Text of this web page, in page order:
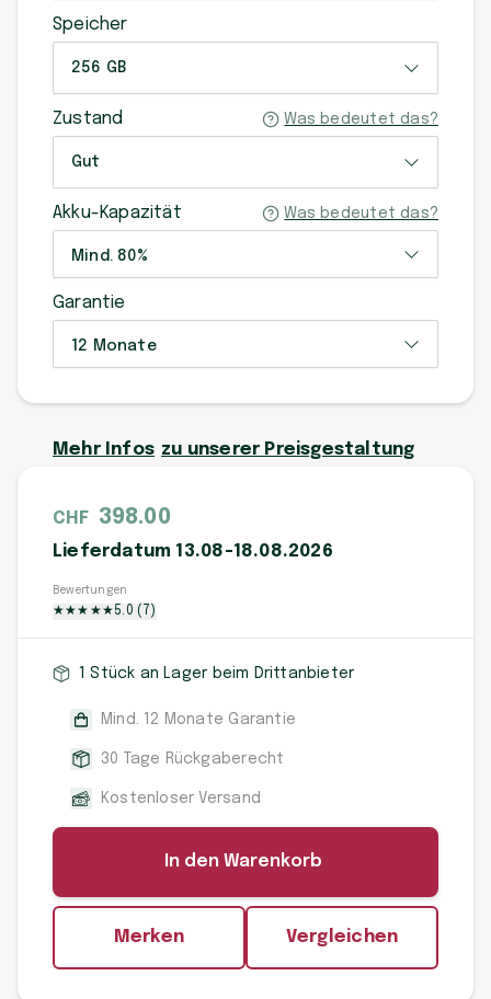
Speicher
256 GB
Zustand Was bedeutet das?
Gut
Akku-Kapazität Was bedeutet das?
Mind. 80%
Garantie
12 Monate
Mehr Infos zu unserer Preisgestaltung
CHF 398.00
Lieferdatum 13.08-18.08.2026
Bewertungen
★★★ ★★5.0 ( 7 )
1 Stück an Lager beim Drittanbieter
Mind. 12 Monate Garantie
30 Tage Rückgaberecht
Kostenloser Versand
In den Warenkorb
Merken Vergleichen